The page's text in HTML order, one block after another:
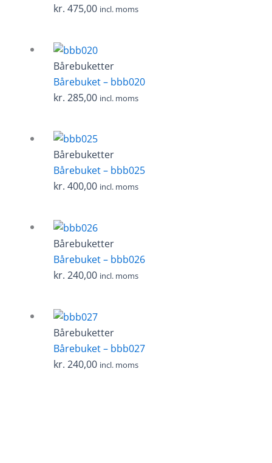
kr. 475,00 incl. moms
Bårebuketter
Bårebuket – bbb020
kr. 285,00 incl. moms
Bårebuketter
Bårebuket – bbb025
kr. 400,00 incl. moms
Bårebuketter
Bårebuket – bbb026
kr. 240,00 incl. moms
Bårebuketter
Bårebuket – bbb027
kr. 240,00 incl. moms